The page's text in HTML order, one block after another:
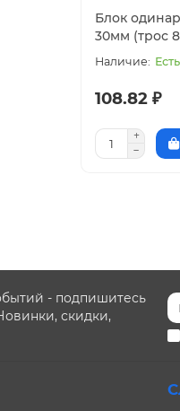
Блок
30мм (трос
108.82 ₽
- подпишитесь
скидки,